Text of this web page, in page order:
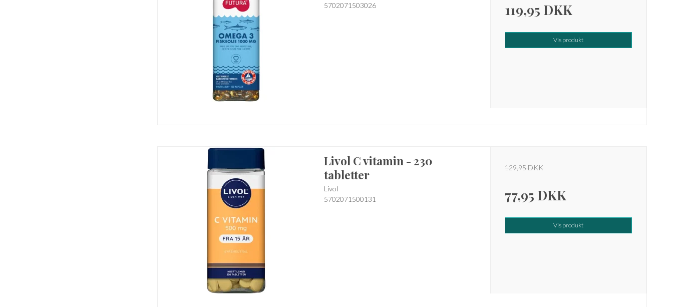
5702071503026 119,95 DKK
Vis produkt
Livol C vitamin - 230
tabletter
Livol
5702071500131
129,95 DKK
77,95 DKK
Vis produkt